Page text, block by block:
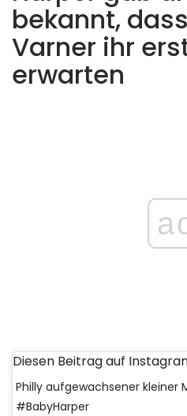
bekannt,
Varner ihr
erwarten
Diesen Beitrag auf
Philly aufgewachsener kleiner
#BabyHarper